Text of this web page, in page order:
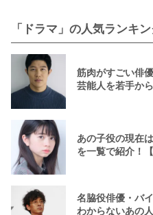
「ドラマ」の人気ランキ
筋肉がすごい俳
芸能人を若手か
あの子役の現在
を一覧で紹介！
名脇役俳優・バ
わからないあの